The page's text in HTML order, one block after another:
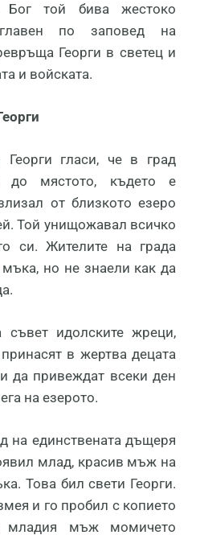
Бог той бива жестоко
по заповед на
Георги в светец и
и войската.
Георги гласи, че в град
до мястото, където е
от близкото езеро
Той унищожавал всичко
си. Жителите на града
но не знаели как да
съвет идолските жреци,
в жертва децата
да привеждат всеки ден
на езерото.
на единствената дъщеря
млад, красив мъж на
Това бил свети Георги.
и го пробил с копието
мъж момичето